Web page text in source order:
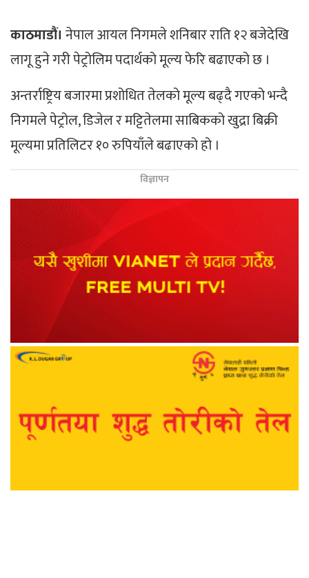
काठमाडौं। नेपाल आयल निगमले शनिबार राति १२ बजेदेखि
लागू हुने गरी पेट्रोलिम पदार्थको मूल्य फेरि बढाएको छ ।
अन्तर्राष्ट्रिय बजारमा प्रशोधित तेलको मूल्य बढ्दै गएको भन्दै
निगमले पेट्रोल, डिजेल र मट्टितेलमा साबिकको खुद्रा बिक्री
मूल्यमा प्रतिलिटर १० रुपियाँले बढाएको हो ।
विज्ञापन